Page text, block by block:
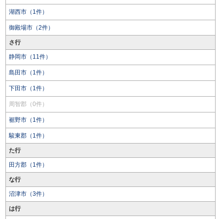
湖西市（1件）
御殿場市（2件）
さ行
静岡市（11件）
島田市（1件）
下田市（1件）
周智郡（0件）
裾野市（1件）
駿東郡（1件）
た行
田方郡（1件）
な行
沼津市（3件）
は行